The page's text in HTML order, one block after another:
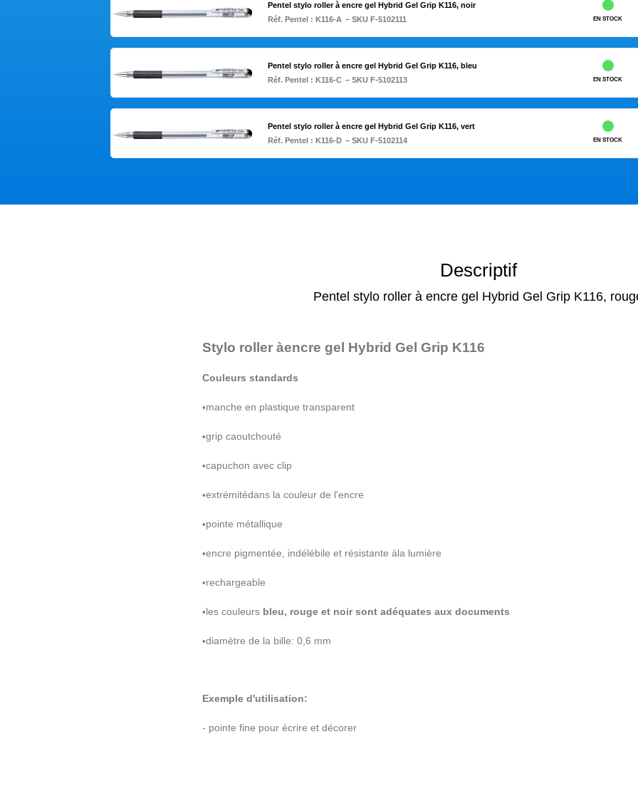
Pentel stylo roller à encre gel Hybrid Gel Grip K116, noir
Réf. Pentel : K116-A – SKU F-5102111 EN STOCK
Pentel stylo roller à encre gel Hybrid Gel Grip K116, bleu
Réf. Pentel : K116-C – SKU F-5102113 EN STOCK
Pentel stylo roller à encre gel Hybrid Gel Grip K116, vert
Réf. Pentel : K116-D – SKU F-5102114 EN STOCK
Descriptif
Pentel stylo roller à encre gel Hybrid Gel Grip K116,
Stylo roller àencre gel Hybrid Gel Grip K116
Couleurs standards
•manche en plastique transparent
•grip caoutchouté
•capuchon avec clip
•extrémitédans la couleur de l'encre
•pointe métallique
•encre pigmentée, indélébile et résistante àla lumière
•rechargeable
•les couleurs bleu, rouge et noir sont adéquates aux documents
•diamètre de la bille: 0,6 mm
Exemple d'utilisation:
- pointe fine pour écrire et décorer